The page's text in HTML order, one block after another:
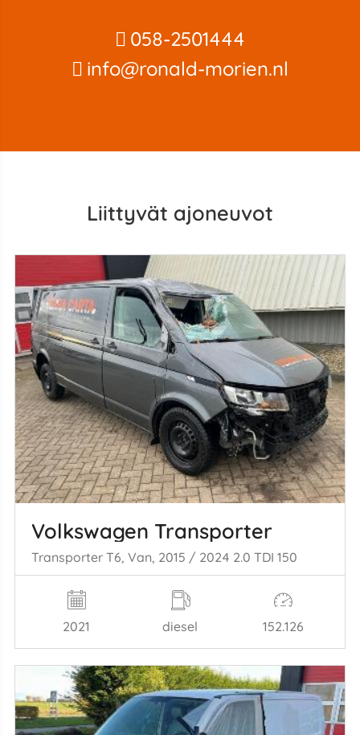
058-2501444
info@ronald-morien.nl
Liittyvät ajoneuvot
Volkswagen Transporter
Transporter T6, Van, 2015 / 2024 2.0 TDI 150
2021 diesel 152.126